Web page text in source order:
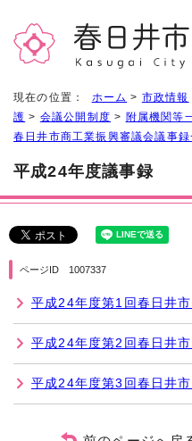
現在の位置： ホーム > 市政情報
護 > 会議公開制度 > 附属機関等
春日井市商工業振興審議会議事録
平成24年度議事録
ページID 1007337
平成24年度第1回春日井
平成24年度第2回春日井
平成24年度第3回春日井